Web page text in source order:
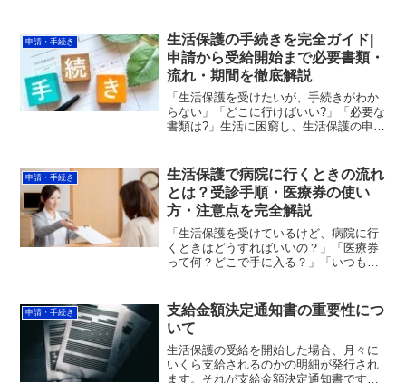
申請・手続き
生活保護の手続きを完全ガイド|
申請から受給開始まで必要書類・
流れ・期間を徹底解説
「生活保護を受けたいが、手続きがわか
らない」「どこに行けばいい?」「必要な
書類は?」生活に困窮し、生活保護の申請
護の申請手続きは、福祉事務所への相談
から始まり、申請、調...
申請・手続き
生活保護で病院に行くときの流れ
とは？受診手順・医療券の使い
方・注意点を完全解説
「生活保護を受けているけど、病院に行
くときはどうすればいいの？」「医療券
って何？どこで手に入る？」「いつもの
異なる手順が必要です。この記事では、
受診前の準備から当日の手...
申請・手続き
支給金額決定通知書の重要性につ
いて
生活保護の受給を開始した場合、月々に
いくら支給されるのかの明細が発行され
ます。それが支給金額決定通知書です。